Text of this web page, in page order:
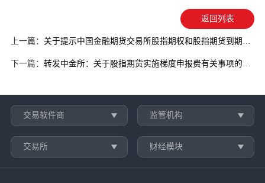
返回列表
上一篇： 关于提示中国金融期货交易所股指期权和股指期货到期日相关事宜的通知
下一篇： 转发中金所：关于股指期货实施梯度申报费有关事项的通知
交易软件商 监管机构
交易所 财经模块